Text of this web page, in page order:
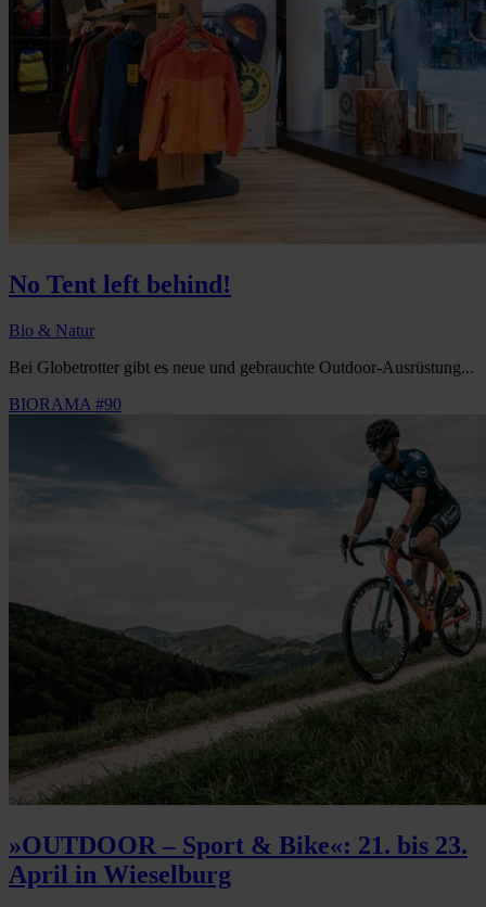
No Tent left behind!
Bio & Natur
Bei Globetrotter gibt es neue und gebrauchte Outdoor-Ausrüstung...
BIORAMA #90
»OUTDOOR – Sport & Bike«: 21. bis 23.
April in Wieselburg